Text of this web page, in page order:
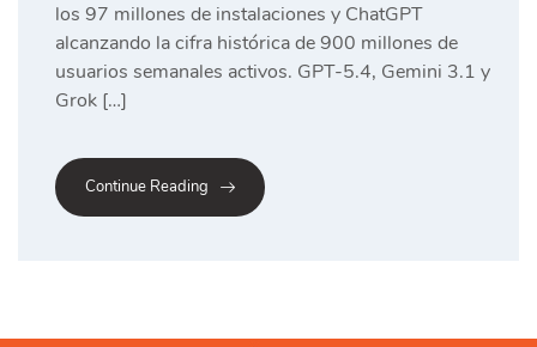
los 97 millones de instalaciones y ChatGPT
alcanzando la cifra histórica de 900 millones de
usuarios semanales activos. GPT-5.4, Gemini 3.1 y
Grok […]
Continue Reading